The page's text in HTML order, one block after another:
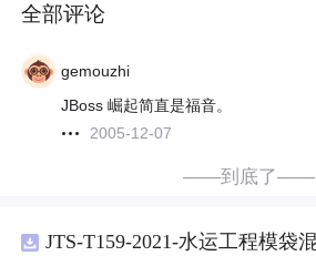
全部评论
gemouzhi
JBoss 崛起简直是福音。
2005-12-07
——到底了——